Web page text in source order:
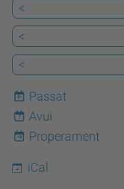
<
<
<
Passat
7
Avui
Properament
iCal